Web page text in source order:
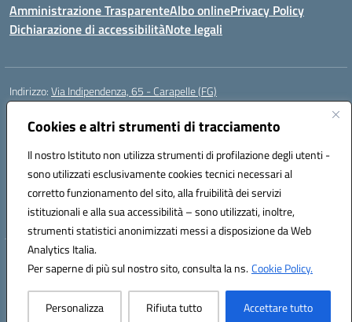
Cookies e altri strumenti di tracciamento
Il nostro Istituto non utilizza strumenti di profilazione degli utenti -
sono utilizzati esclusivamente cookies tecnici necessari al
corretto funzionamento del sito, alla fruibilità dei servizi
istituzionali e alla sua accessibilità – sono utilizzati, inoltre,
strumenti statistici anonimizzati messi a disposizione da Web
Analytics Italia.
Per saperne di più sul nostro sito, consulta la ns.Cookie Policy.
Personalizza Rifiuta tutto Accettare tutto
Amministrazione TrasparenteAlbo onlinePrivacy Policy
Dichiarazione di accessibilitàNote legali
Indirizzo:Via Indipendenza, 65 - Carapelle (FG)
Centralino:
Posta elettronica certificata (PEC):fgic822001@pec.istruzione.it
Codice fiscale: 90015720718
Codice meccanografico:FGIC822001
Codice Indice delle Pubbliche Amministrazioni (IPA): istsc_fgic822001
Codice unico di fatturazione (CUF): UFSLF2
Hosting & Powered by 3D Solution S.r.l.
Concept & Design by Designers Italia